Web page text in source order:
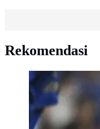
Rekomendasi